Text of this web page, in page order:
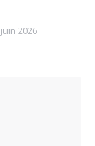
2026